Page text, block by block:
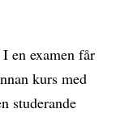
en examen får
kurs med
studerande